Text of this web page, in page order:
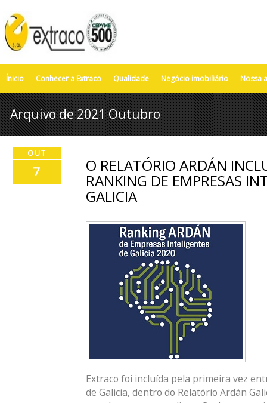
Ínicio Conhecer a Extraco Qualidade Negócio imobiliário Nossa
Arquivo de 2021 Outubro
OUT
7 O RELATÓRIO ARDÁN
RANKING DE EMPRESAS
GALICIA
Extraco foi incluída pela primeira vez
de Galicia, dentro do Relatório Ardán